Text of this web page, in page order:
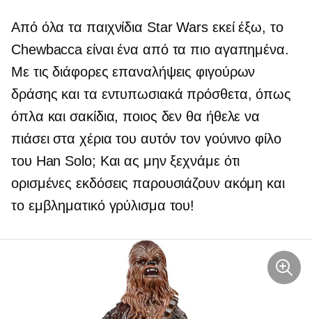
Από όλα τα παιχνίδια Star Wars εκεί έξω, το
Chewbacca είναι ένα από τα πιο αγαπημένα.
Με τις διάφορες επαναλήψεις φιγούρων
δράσης και τα εντυπωσιακά πρόσθετα, όπως
όπλα και σακίδια, ποιος δεν θα ήθελε να
πιάσει στα χέρια του αυτόν τον γούνινο φίλο
του Han Solo; Και ας μην ξεχνάμε ότι
ορισμένες εκδόσεις παρουσιάζουν ακόμη και
το εμβληματικό γρύλισμα του!